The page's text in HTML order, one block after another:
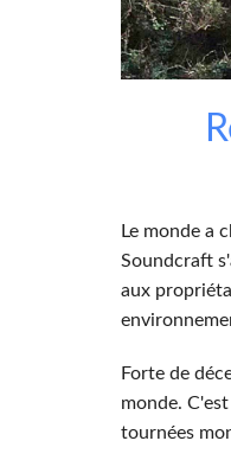
Le monde a
Soundcraft
aux
Forte de
monde.
tournées